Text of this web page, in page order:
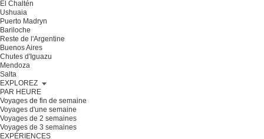
El Chaltén
Ushuaia
Puerto Madryn
Bariloche
Reste de l'Argentine
Buenos Aires
Chutes d'Iguazu
Mendoza
Salta
EXPLOREZ
PAR HEURE
Voyages de fin de semaine
Voyages d'une semaine
Voyages de 2 semaines
Voyages de 3 semaines
EXPÉRIENCES